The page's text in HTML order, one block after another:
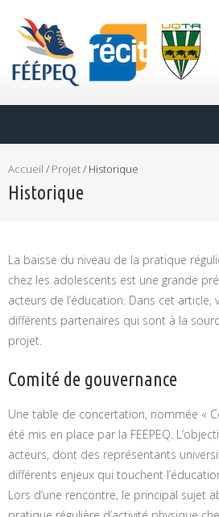
Accueil / Projet/ Historique
Historique
La baisse du niveau de la pratique
chez les adolescents est une grande
acteurs de l’éducation. Dans cet article,
différents partenaires qui sont à la
projet.
Comité de gouvernance
Une table de concertation, nommée «
été mis en place par la FEEPEQ.
acteurs, dont des représentants
différents enjeux qui touchent
Lors d’une rencontre, le principal sujet